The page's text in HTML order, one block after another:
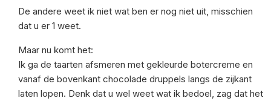
De andere weet ik niet wat ben er nog niet uit, misschien
dat u er 1 weet.
Maar nu komt het:
Ik ga de taarten afsmeren met gekleurde botercreme en
vanaf de bovenkant chocolade druppels langs de zijkant
laten lopen. Denk dat u wel weet wat ik bedoel, zag dat het